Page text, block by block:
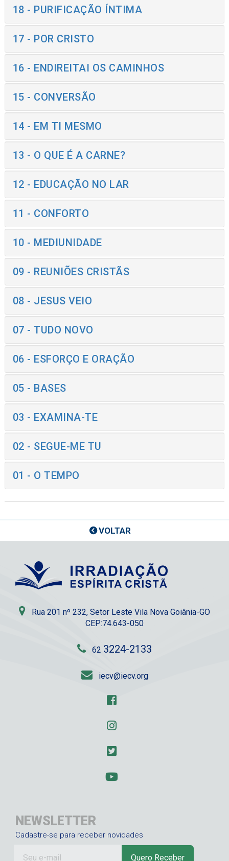
18 - PURIFICAÇÃO ÍNTIMA
17 - POR CRISTO
16 - ENDIREITAI OS CAMINHOS
15 - CONVERSÃO
14 - EM TI MESMO
13 - O QUE É A CARNE?
12 - EDUCAÇÃO NO LAR
11 - CONFORTO
10 - MEDIUNIDADE
09 - REUNIÕES CRISTÃS
08 - JESUS VEIO
07 - TUDO NOVO
06 - ESFORÇO E ORAÇÃO
05 - BASES
03 - EXAMINA-TE
02 - SEGUE-ME TU
01 - O TEMPO
VOLTAR
Rua 201 nº 232, Setor Leste Vila Nova Goiânia-GO
CEP:74.643-050
62 3224-2133
iecv@iecv.org
NEWSLETTER
Cadastre-se para receber novidades